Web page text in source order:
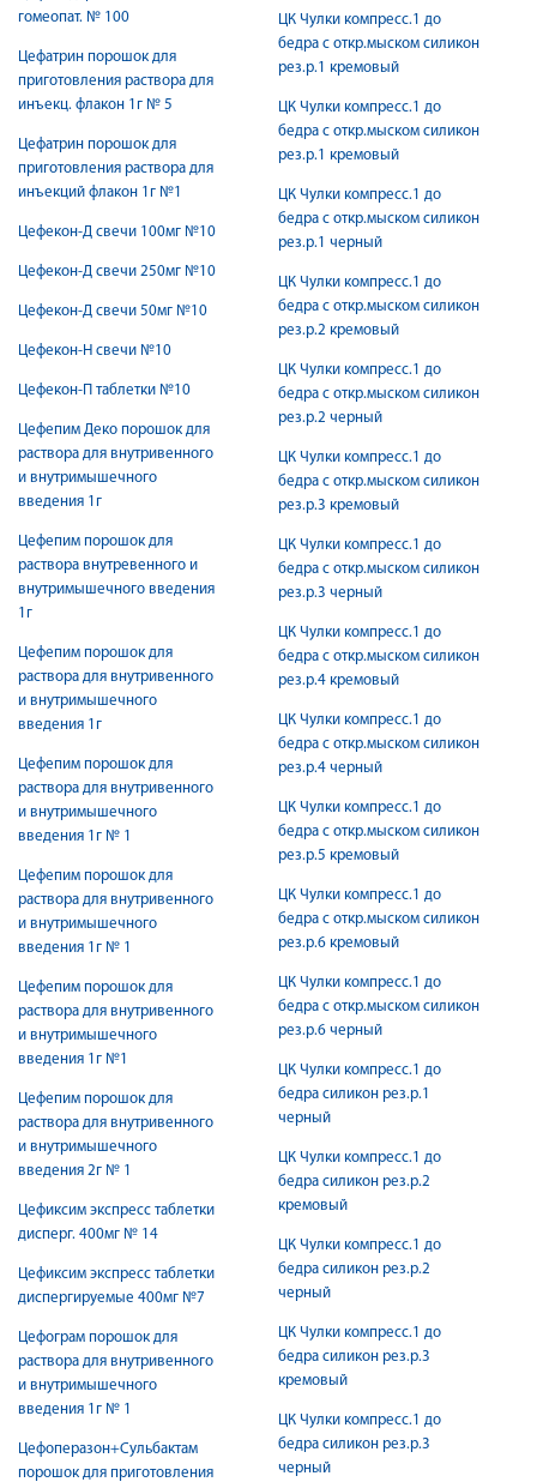
гомеопат. № 100
Цефатрин порошок для
приготовления раствора для
инъекц. флакон 1г № 5
Цефатрин порошок для
приготовления раствора для
инъекций флакон 1г №1
Цефекон-Д свечи 100мг №10
Цефекон-Д свечи 250мг №10
Цефекон-Д свечи 50мг №10
Цефекон-Н свечи №10
Цефекон-П таблетки №10
Цефепим Деко порошок для
раствора для внутривенного
и внутримышечного
введения 1г
Цефепим порошок для
раствора внутревенного и
внутримышечного введения
1г
Цефепим порошок для
раствора для внутривенного
и внутримышечного
введения 1г
Цефепим порошок для
раствора для внутривенного
и внутримышечного
введения 1г № 1
Цефепим порошок для
раствора для внутривенного
и внутримышечного
введения 1г № 1
Цефепим порошок для
раствора для внутривенного
и внутримышечного
введения 1г №1
Цефепим порошок для
раствора для внутривенного
и внутримышечного
введения 2г № 1
Цефиксим экспресс таблетки
дисперг. 400мг № 14
Цефиксим экспресс таблетки
диспергируемые 400мг №7
Цефограм порошок для
раствора для внутривенного
и внутримышечного
введения 1г № 1
Цефоперазон+Сульбактам
порошок для приготовления
ЦК Чулки компресс.1 до
бедра с откр.мыском силикон
рез.р.1 кремовый
ЦК Чулки компресс.1 до
бедра с откр.мыском силикон
рез.р.1 кремовый
ЦК Чулки компресс.1 до
бедра с откр.мыском силикон
рез.р.1 черный
ЦК Чулки компресс.1 до
бедра с откр.мыском силикон
рез.р.2 кремовый
ЦК Чулки компресс.1 до
бедра с откр.мыском силикон
рез.р.2 черный
ЦК Чулки компресс.1 до
бедра с откр.мыском силикон
рез.р.3 кремовый
ЦК Чулки компресс.1 до
бедра с откр.мыском силикон
рез.р.3 черный
ЦК Чулки компресс.1 до
бедра с откр.мыском силикон
рез.р.4 кремовый
ЦК Чулки компресс.1 до
бедра с откр.мыском силикон
рез.р.4 черный
ЦК Чулки компресс.1 до
бедра с откр.мыском силикон
рез.р.5 кремовый
ЦК Чулки компресс.1 до
бедра с откр.мыском силикон
рез.р.6 кремовый
ЦК Чулки компресс.1 до
бедра с откр.мыском силикон
рез.р.6 черный
ЦК Чулки компресс.1 до
бедра силикон рез.р.1
черный
ЦК Чулки компресс.1 до
бедра силикон рез.р.2
кремовый
ЦК Чулки компресс.1 до
бедра силикон рез.р.2
черный
ЦК Чулки компресс.1 до
бедра силикон рез.р.3
кремовый
ЦК Чулки компресс.1 до
бедра силикон рез.р.3
черный